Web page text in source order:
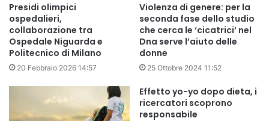
Presidi olimpici
ospedalieri,
collaborazione tra
Ospedale Niguarda e
Politecnico di Milano
20 Febbraio 2026 14:57
Violenza di genere: per la
seconda fase dello studio
che cerca le ‘cicatrici’ nel
Dna serve l’aiuto delle
donne
25 Ottobre 2024 11:52
Effetto yo-yo dopo dieta, i
ricercatori scoprono
responsabile